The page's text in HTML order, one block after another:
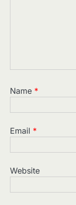
Name *
Email *
Website